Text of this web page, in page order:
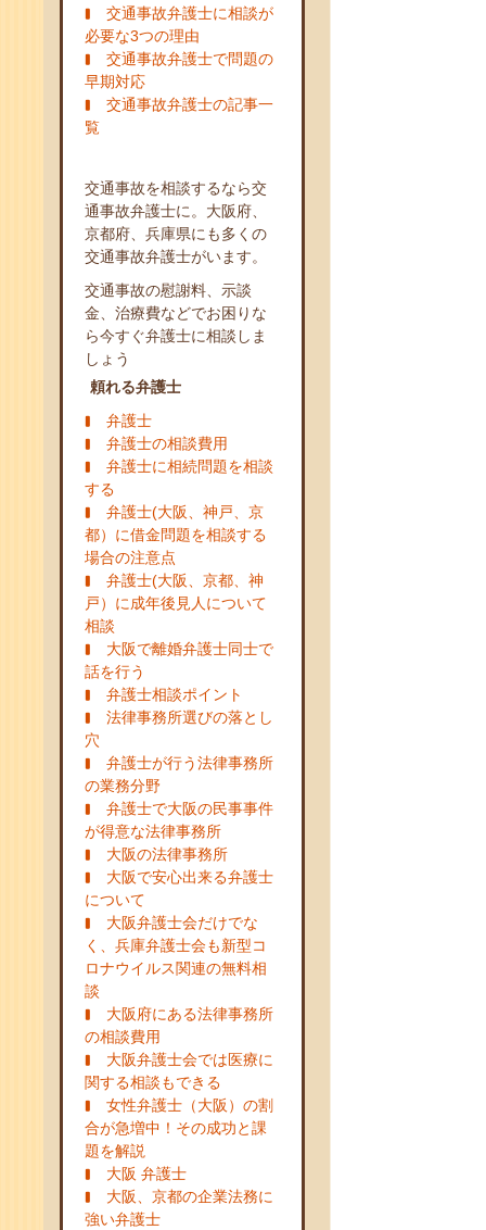
交通事故弁護士に相談が
必要な3つの理由
交通事故弁護士で問題の
早期対応
交通事故弁護士の記事一
覧
交通事故を相談するなら交
通事故弁護士に。大阪府、
京都府、兵庫県にも多くの
交通事故弁護士がいます。
交通事故の慰謝料、示談
金、治療費などでお困りな
ら今すぐ弁護士に相談しま
しょう
頼れる弁護士
弁護士
弁護士の相談費用
弁護士に相続問題を相談
する
弁護士(大阪、神戸、京
都）に借金問題を相談する
場合の注意点
弁護士(大阪、京都、神
戸）に成年後見人について
相談
大阪で離婚弁護士同士で
話を行う
弁護士相談ポイント
法律事務所選びの落とし
穴
弁護士が行う法律事務所
の業務分野
弁護士で大阪の民事事件
が得意な法律事務所
大阪の法律事務所
大阪で安心出来る弁護士
について
大阪弁護士会だけでな
く、兵庫弁護士会も新型コ
ロナウイルス関連の無料相
談
大阪府にある法律事務所
の相談費用
大阪弁護士会では医療に
関する相談もできる
女性弁護士（大阪）の割
合が急増中！その成功と課
題を解説
大阪 弁護士
大阪、京都の企業法務に
強い弁護士